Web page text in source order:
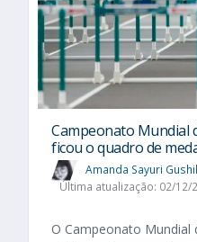
Campeonato Mundial
ficou o quadro de
Amanda Sayuri
Última atualização: 02/12/
O Campeonato Mundial